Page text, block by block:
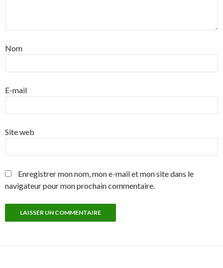
Nom
E-mail
Site web
Enregistrer mon nom, mon e-mail et mon site dans le
navigateur pour mon prochain commentaire.